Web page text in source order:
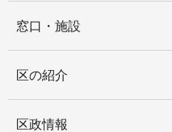
窓口・施設
区の紹介
区政情報